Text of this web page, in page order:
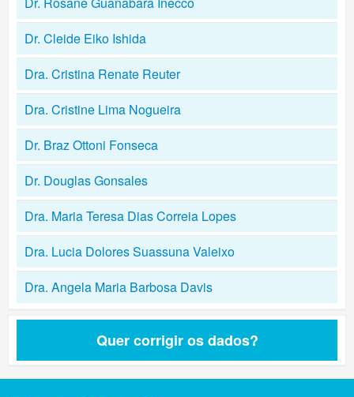
Dr. Cleide Eiko Ishida
Dra. Cristina Renate Reuter
Dra. Cristine Lima Nogueira
Dr. Braz Ottoni Fonseca
Dr. Douglas Gonsales
Dra. Maria Teresa Dias Correia Lopes
Dra. Lucia Dolores Suassuna Valeixo
Dra. Angela Maria Barbosa Davis
Quer corrigir os dados?